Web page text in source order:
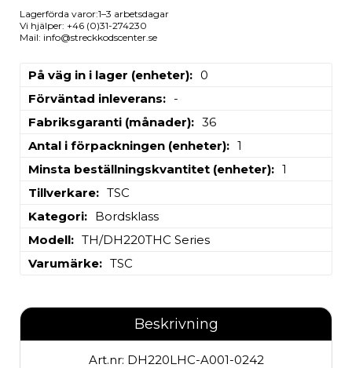
Lagerförda varor:1–3 arbetsdagar
Vi hjälper: +46 (0)31-274230
Mail: info@streckkodscenter.se
På väg in i lager (enheter)
0
Förväntad inleverans
-
Fabriksgaranti (månader)
36
Antal i förpackningen (enheter)
1
Minsta beställningskvantitet (enheter)
1
Tillverkare
TSC
Kategori
Bordsklass
Modell
TH/DH220THC Series
Varumärke
TSC
Beskrivning
Art.nr: DH220LHC-A001-0242